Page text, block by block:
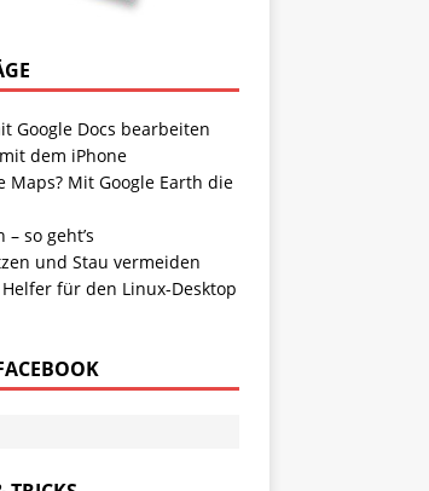
Google Docs bearbeiten
dem iPhone
Maps? Mit Google Earth die
so geht’s
und Stau vermeiden
für den Linux-Desktop